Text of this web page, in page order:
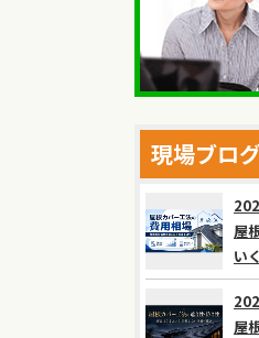
現場ブロ
屋
い
屋